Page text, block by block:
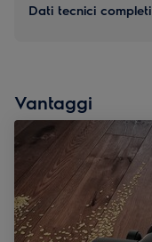
Dati tecnici completi
Vantaggi